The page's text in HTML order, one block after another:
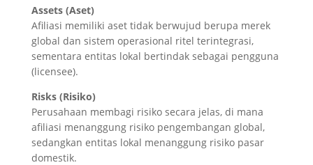
Assets (Aset)
Afiliasi memiliki aset tidak berwujud berupa merek
global dan sistem operasional ritel terintegrasi,
sementara entitas lokal bertindak sebagai pengguna
(licensee).
Risks (Risiko)
Perusahaan membagi risiko secara jelas, di mana
afiliasi menanggung risiko pengembangan global,
sedangkan entitas lokal menanggung risiko pasar
domestik.